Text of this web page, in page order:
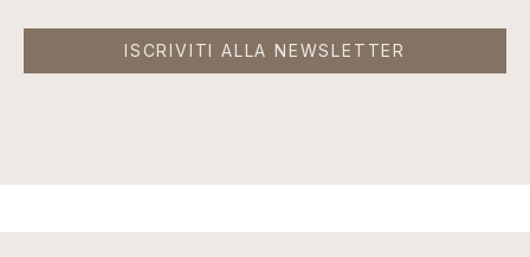
ISCRIVITI ALLA NEWSLETTER